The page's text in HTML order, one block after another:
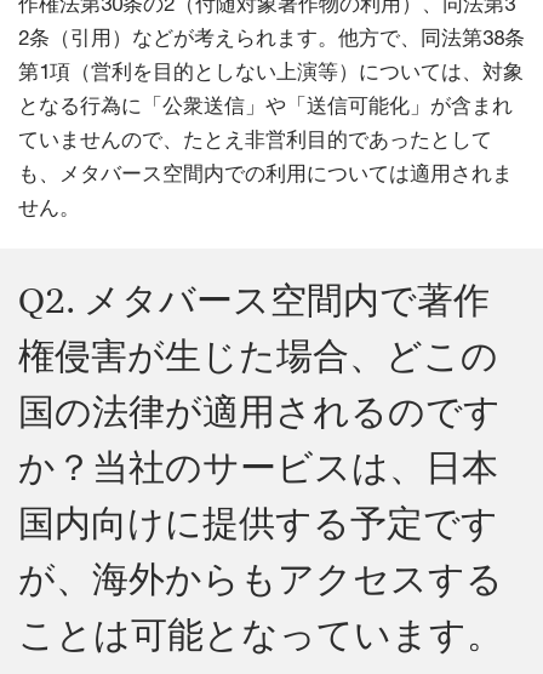
2条（引用）などが考えられます。他方で、同法第38条
第1項（営利を目的としない上演等）については、対象
となる行為に「公衆送信」や「送信可能化」が含まれ
ていませんので、たとえ非営利目的であったとして
も、メタバース空間内での利用については適用されま
せん。
Q2. メタバース空間内で著作
権侵害が生じた場合、どこの
国の法律が適用されるのです
か？当社のサービスは、日本
国内向けに提供する予定です
が、海外からもアクセスする
ことは可能となっています。